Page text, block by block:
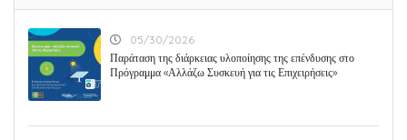
05/30/2026
Παράταση της διάρκειας υλοποίησης της επένδυσης στο
Πρόγραμμα «Αλλάζω Συσκευή για τις Επιχειρήσεις»